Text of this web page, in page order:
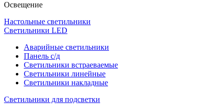
Освещение
Настольные светильники
Светильники LED
Аварийные светильники
Панель с/д
Светильники встраеваемые
Светильники линейные
Светильники накладные
Светильники для подсветки